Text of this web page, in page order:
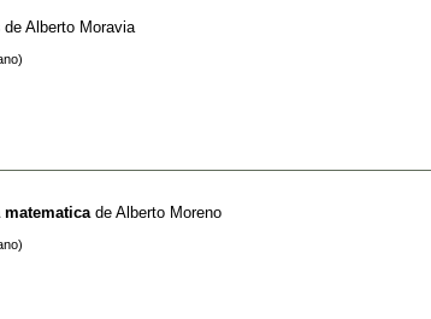
de Alberto Moravia
de Alberto Moreno